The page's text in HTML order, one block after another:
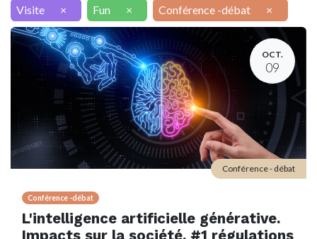
Visite × Fun × Conférence -débat ×
OCT.
09
Conférence -débat
L'intelligence artificielle générative.
Conférence - débat